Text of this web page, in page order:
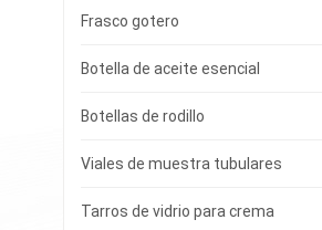
Frasco gotero
Botella de aceite esencial
Botellas de rodillo
Viales de muestra tubulares
Tarros de vidrio para crema